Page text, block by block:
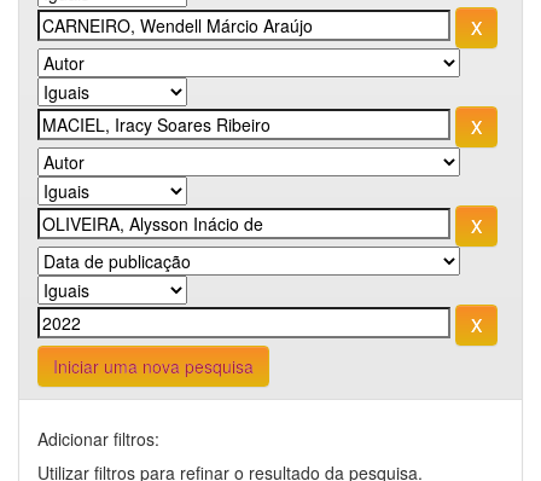
Iniciar uma nova pesquisa
Adicionar filtros:
Utilizar filtros para refinar o resultado da pesquisa.